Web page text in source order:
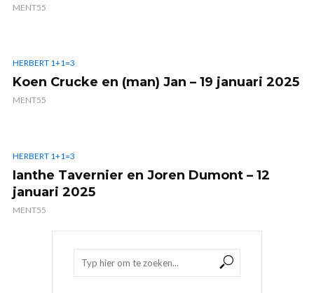
MENT55
HERBERT 1+1=3
Koen Crucke en (man) Jan – 19 januari 2025
MENT55
HERBERT 1+1=3
Ianthe Tavernier en Joren Dumont – 12
januari 2025
MENT55